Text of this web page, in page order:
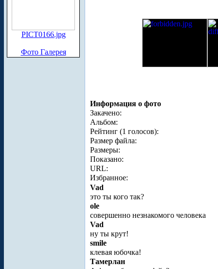
PICT0166.jpg
Фото Галерея
Информация о фото
Закачено:
Альбом:
Рейтинг (1 голосов):
Размер файла:
Размеры:
Показано:
URL:
Избранное:
Vad
это ты кого так?
ole
совершенно незнакомого человека
Vad
ну ты крут!
smile
клевая юбочка!
Тамерлан